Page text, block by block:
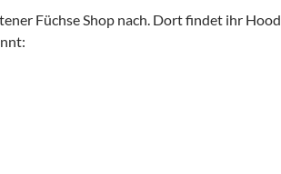
Füchse Shop nach. Dort findet ihr